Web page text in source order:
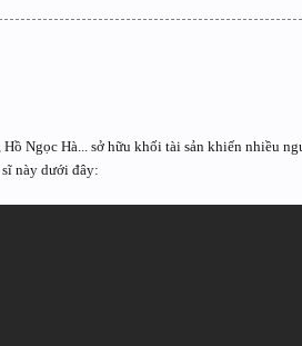
Ngọc Hà... sở hữu khối tài sản khiến nhiều
này dưới đây: